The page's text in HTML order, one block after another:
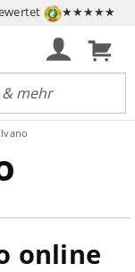
★★★★★
online